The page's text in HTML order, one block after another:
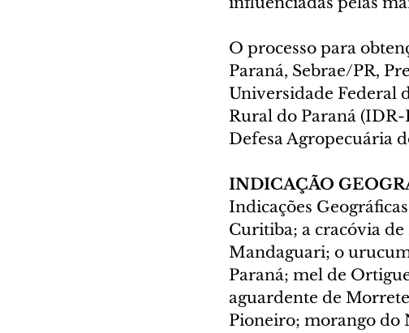
O processo para
Paraná, Sebrae/PR,
Universidade Federal
Rural do Paraná (IDR-
Defesa Agropecuária
INDICAÇÃO
Indicações
Curitiba; a cracóvia
Mandaguari; o
Paraná; mel de
aguardente de
Pioneiro; morango do